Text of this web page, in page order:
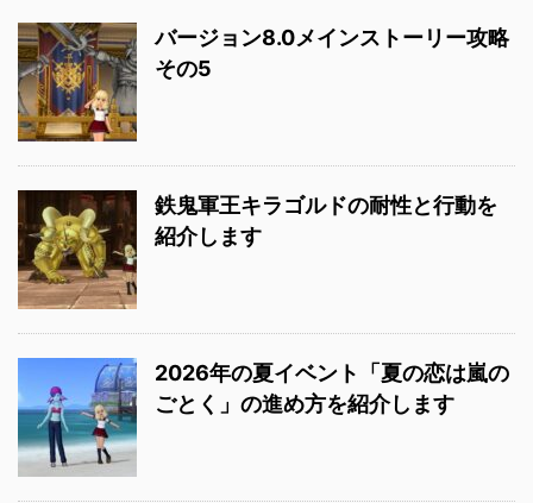
バージョン8.0メインストーリー攻略
その5
鉄鬼軍王キラゴルドの耐性と行動を
紹介します
2026年の夏イベント「夏の恋は嵐の
ごとく」の進め方を紹介します